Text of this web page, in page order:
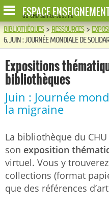
ESPACE
du CHU Sainte-Justine
BIBLIOTHÈQUES>RESSOURCES>
6. JUIN : JOURNÉE MONDIALE DE
Expositions
bibliothèques
Juin : Journée
la migraine
La bibliothèque du
son exposition
virtuel. Vous y
collections (format
que des références